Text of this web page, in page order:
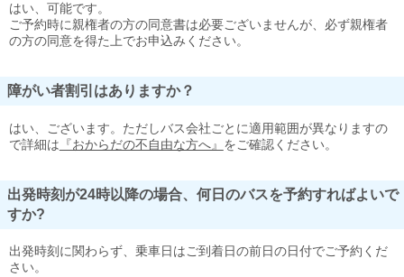
はい、可能です。
ご予約時に親権者の方の同意書は必要ございませんが、必ず親権者
の方の同意を得た上でお申込みください。
障がい者割引はありますか？
はい、ございます。ただしバス会社ごとに適用範囲が異なりますの
で詳細は 『おからだの不自由な方へ』 をご確認ください。
出発時刻が24時以降の場合、何日のバスを予約すればよいで
すか?
出発時刻に関わらず、乗車日はご到着日の前日の日付でご予約くだ
さい。